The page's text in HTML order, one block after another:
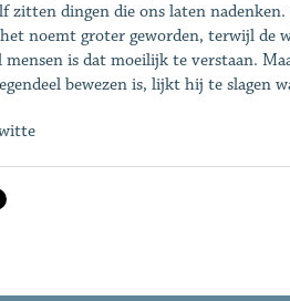
zitten dingen die ons laten
noemt groter geworden, terwijl de
mensen is dat moeilijk te verstaan.
bewezen is, lijkt hij te slagen